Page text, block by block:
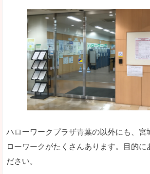
ハローワークプラザ青葉の以外にも、宮
ローワークがたくさんあります。目的に
ださい。